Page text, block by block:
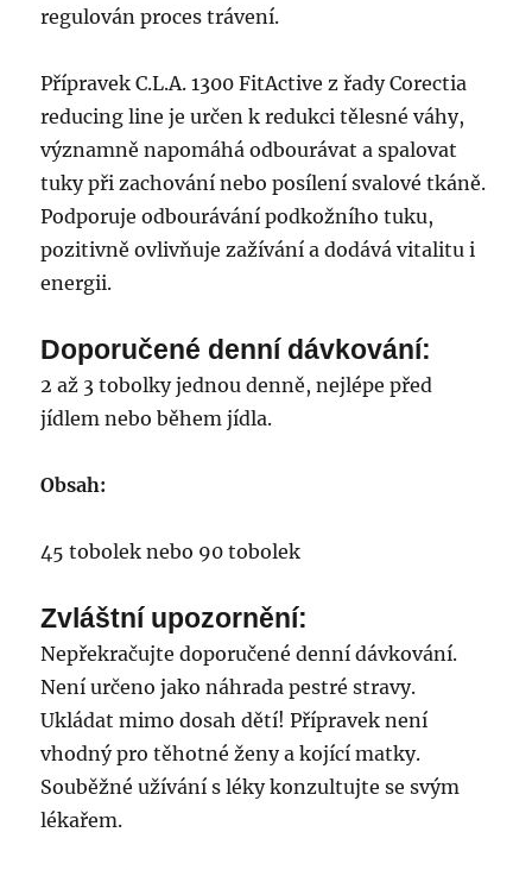
regulován proces trávení.
Přípravek C.L.A. 1300 FitActive z řady Corectia
reducing line je určen k redukci tělesné váhy,
významně napomáhá odbourávat a spalovat
tuky při zachování nebo posílení svalové tkáně.
Podporuje odbourávání podkožního tuku,
pozitivně ovlivňuje zažívání a dodává vitalitu i
energii.
Doporučené denní dávkování:
2 až 3 tobolky jednou denně, nejlépe před
jídlem nebo během jídla.
Obsah:
45 tobolek nebo 90 tobolek
Zvláštní upozornění:
Nepřekračujte doporučené denní dávkování.
Není určeno jako náhrada pestré stravy.
Ukládat mimo dosah dětí! Přípravek není
vhodný pro těhotné ženy a kojící matky.
Souběžné užívání s léky konzultujte se svým
lékařem.